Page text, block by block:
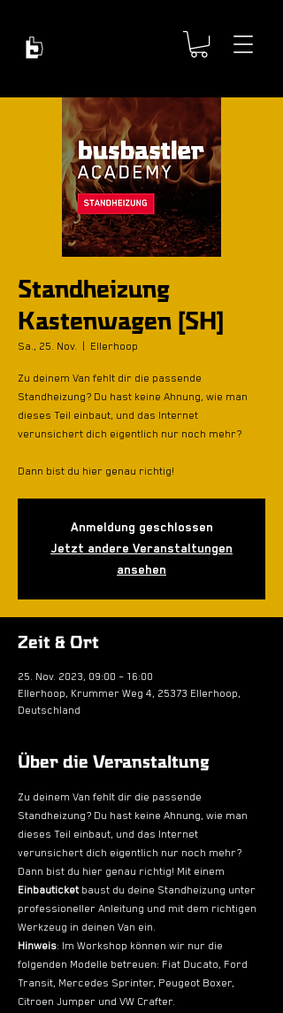
Standheizung
Kastenwagen [SH]
Sa., 25. Nov. Ellerhoop
Zu deinem Van fehlt dir die passende
Standheizung? Du hast keine Ahnung, wie man
dieses Teil einbaut, und das Internet
verunsichert dich eigentlich nur noch mehr?
Dann bist du hier genau richtig!
Anmeldung geschlossen
Jetzt andere Veranstaltungen
ansehen
Zeit & Ort
25. Nov. 2023, 09:00 – 16:00
Ellerhoop, Krummer Weg 4, 25373 Ellerhoop,
Deutschland
Über die Veranstaltung
Zu deinem Van fehlt dir die passende
Standheizung? Du hast keine Ahnung, wie man
dieses Teil einbaut, und das Internet
verunsichert dich eigentlich nur noch mehr?
Dann bist du hier genau richtig! Mit einem
Einbauticket baust du deine Standheizung unter
professioneller Anleitung und mit dem richtigen
Werkzeug in deinen Van ein.
Hinweis: Im Workshop können wir nur die
folgenden Modelle betreuen: Fiat Ducato, Ford
Transit, Mercedes Sprinter, Peugeot Boxer,
Citroen Jumper und VW Crafter.